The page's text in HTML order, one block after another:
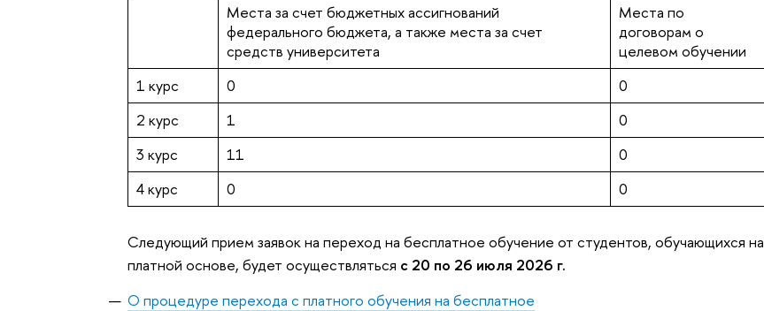
Места за счет бюджетных ассигнований
федерального бюджета, а также места за счет
средств университета
Места по
договорам о
целевом обучении
1 курс
0
0
2 курс
1
0
3 курс
11
0
4 курс
0 0
Следующий прием заявок на переход на бесплатное обучение от студентов, обучающихся на
платной основе, будет осуществляться с 20 по 26 июля 2026 г.
О процедуре перехода с платного обучения на бесплатное